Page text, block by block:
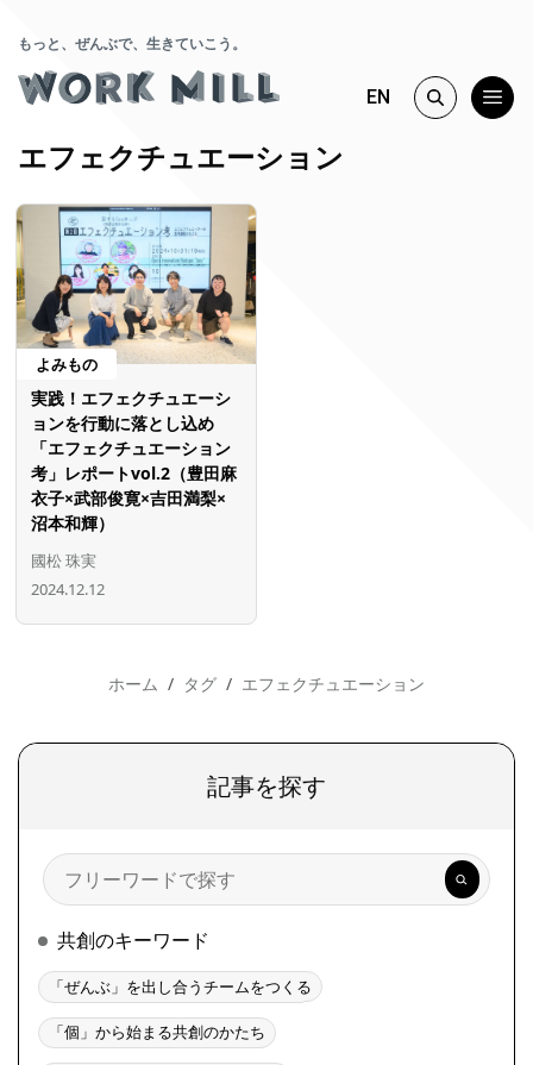
もっと、ぜんぶで、生きていこう。
EN
エフェクチュエーション
よみもの
実践！エフェクチュエーシ
ョンを行動に落とし込め
「エフェクチュエーション
考」レポートvol.2（豊田麻
衣子×武部俊寛×吉田満梨×
沼本和輝）
國松 珠実
2024.12.12
ホーム タグ エフェクチュエーション
記事を探す
検
索
共創のキーワード
「ぜんぶ」を出し合うチームをつくる
「個」から始まる共創のかたち